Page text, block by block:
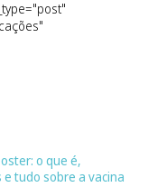
o que é,
e tudo sobre a vacina